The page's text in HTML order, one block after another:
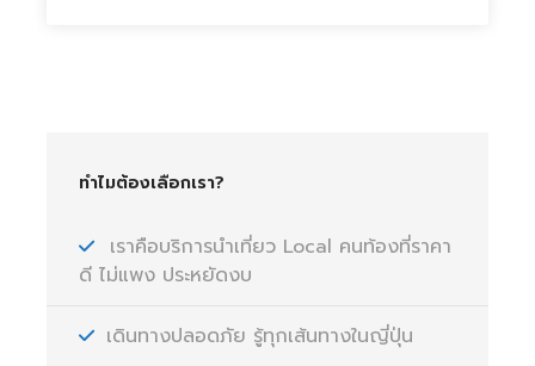
ทำไมต้องเลือกเรา?
เราคือบริการนำเที่ยว Local คนท้องที่ราคา
ดี ไม่แพง ประหยัดงบ
เดินทางปลอดภัย รู้ทุกเส้นทางในญี่ปุ่น